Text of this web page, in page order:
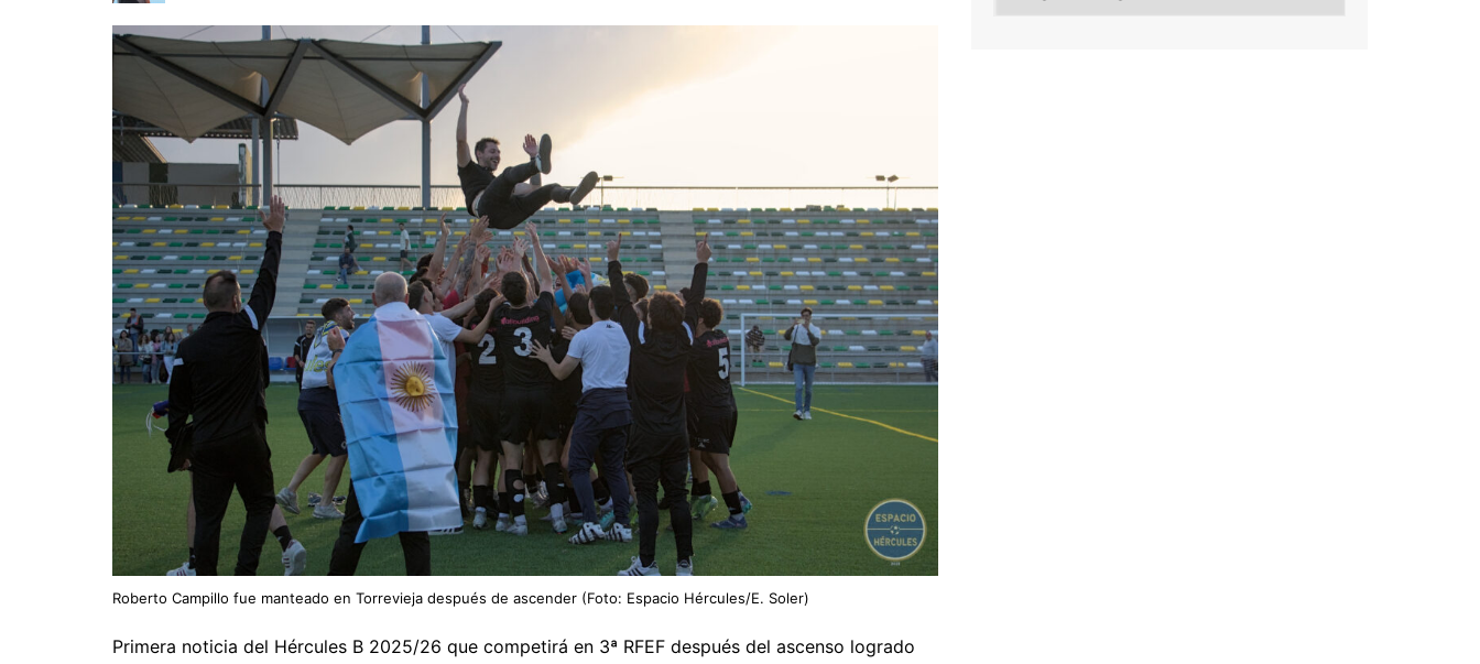
Roberto Campillo fue manteado en Torrevieja después de ascender (Foto: Espacio Hércules/E. Soler)
Primera noticia del Hércules B 2025/26 que competirá en 3ª RFEF después del ascenso logrado